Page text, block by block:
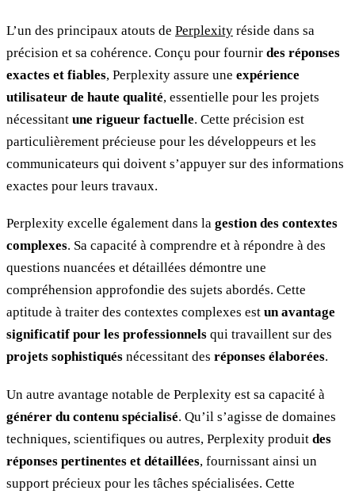
L’un des principaux atouts de Perplexity réside dans sa
précision et sa cohérence. Conçu pour fournir des réponses
exactes et fiables, Perplexity assure une expérience
utilisateur de haute qualité, essentielle pour les projets
nécessitant une rigueur factuelle. Cette précision est
particulièrement précieuse pour les développeurs et les
communicateurs qui doivent s’appuyer sur des informations
exactes pour leurs travaux.
Perplexity excelle également dans la gestion des contextes
complexes. Sa capacité à comprendre et à répondre à des
questions nuancées et détaillées démontre une
compréhension approfondie des sujets abordés. Cette
aptitude à traiter des contextes complexes est un avantage
significatif pour les professionnels qui travaillent sur des
projets sophistiqués nécessitant des réponses élaborées.
Un autre avantage notable de Perplexity est sa capacité à
générer du contenu spécialisé. Qu’il s’agisse de domaines
techniques, scientifiques ou autres, Perplexity produit des
réponses pertinentes et détaillées, fournissant ainsi un
support précieux pour les tâches spécialisées. Cette